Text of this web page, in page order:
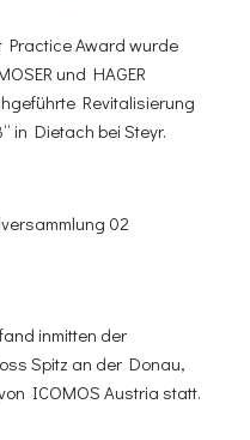
Practice Award wurde
und HAGER
Revitalisierung
in Dietach bei Steyr.
inmitten der
Spitz an der Donau,
ICOMOS Austria statt.